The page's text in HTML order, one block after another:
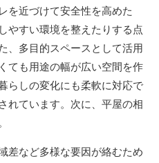
を近づけて安全性を高めた
やすい環境を整えたりする点
、多目的スペースとして活用
ても用途の幅が広い空間を作
らしの変化にも柔軟に対応で
れています。次に、平屋の相
差など多様な要因が絡むため